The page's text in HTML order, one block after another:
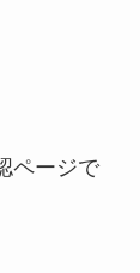
ページで